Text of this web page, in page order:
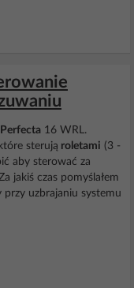
Perfecta 16 WRL.
sterują roletami (3 -
aby sterować za
jakiś czas pomyślałem
przy uzbrajaniu systemu